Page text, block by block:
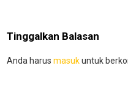
Tinggalkan Balasan
Anda harus masukuntuk